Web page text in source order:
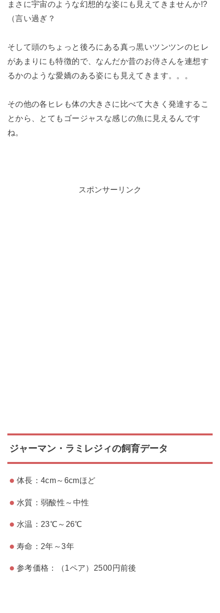
まさに宇宙のような幻想的な姿にも見えてきませんか!?
（言い過ぎ？
そして頭のちょっと後ろにある真っ黒いツンツンのヒレ
があまりにも特徴的で、なんだか昔のお侍さんを連想す
るかのような愛嬌のある姿にも見えてきます。。。
その他の各ヒレも体の大きさに比べて大きく発達するこ
とから、とてもゴージャスな感じの魚に見えるんです
ね。
スポンサーリンク
ジャーマン・ラミレジィの飼育データ
体長：4cm～6cmほど
水質：弱酸性～中性
水温：23℃～26℃
寿命：2年～3年
参考価格：（1ペア）2500円前後